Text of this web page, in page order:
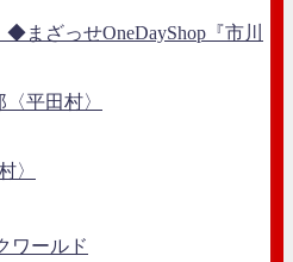
まざっせOneDayShop『市川
〉
ワールド